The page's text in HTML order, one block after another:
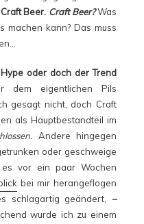
Craft Beer. Craft Beer?Was
machen kann? Das muss
oder doch der Trend
dem eigentlichen Pils
gesagt nicht, doch Craft
als Hauptbestandteil im
Andere hingegen
oder geschweige
vor ein paar Wochen
bei mir herangeflogen
schlagartig geändert, –
wurde ich zu einem